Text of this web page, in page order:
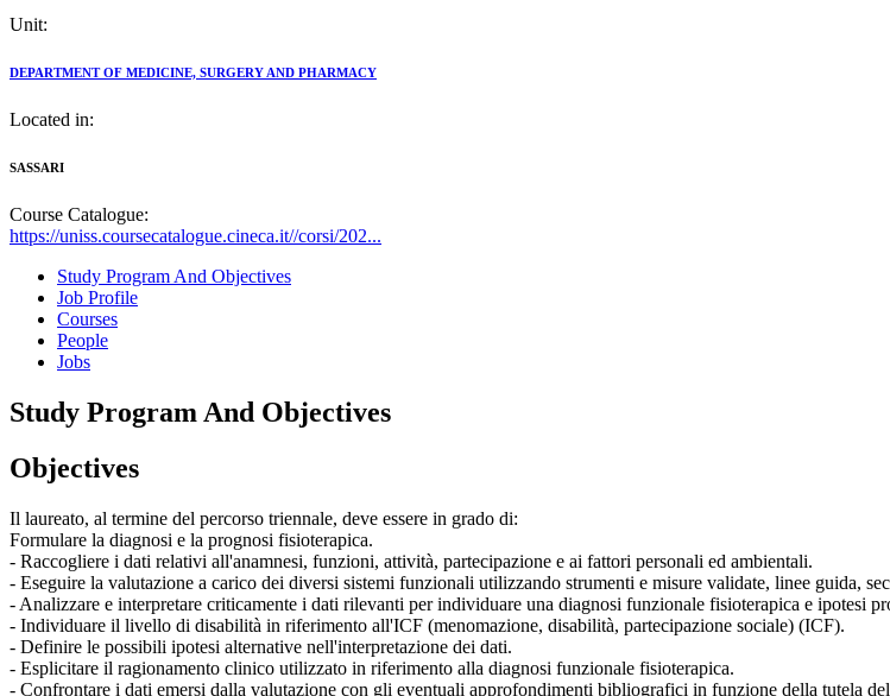
Unit:
DEPARTMENT OF MEDICINE, SURGERY AND PHARMACY
Located in:
SASSARI
Course Catalogue:
https://uniss.coursecatalogue.cineca.it//corsi/202...
Study Program And Objectives
Job Profile
Courses
People
Jobs
Study Program And Objectives
Objectives
Il laureato, al termine del percorso triennale, deve essere in grado di:
Formulare la diagnosi e la prognosi fisioterapica.
- Raccogliere i dati relativi all'anamnesi, funzioni, attività, partecipazione e ai fattori personali ed ambientali.
- Eseguire la valutazione a carico dei diversi sistemi funzionali utilizzando strumenti e misure validate, linee guida,
- Analizzare e interpretare criticamente i dati rilevanti per individuare una diagnosi funzionale fisioterapica e ipotesi
- Individuare il livello di disabilità in riferimento all'ICF (menomazione, disabilità, partecipazione sociale) (ICF).
- Definire le possibili ipotesi alternative nell'interpretazione dei dati.
- Esplicitare il ragionamento clinico utilizzato in riferimento alla diagnosi funzionale fisioterapica.
- Confrontare i dati emersi dalla valutazione con gli eventuali approfondimenti bibliografici in funzione della tutela